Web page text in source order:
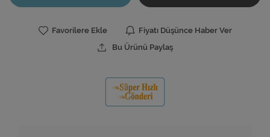
Favorilere Ekle
Fiyatı Düşünce Haber Ver
Bu Ürünü Paylaş